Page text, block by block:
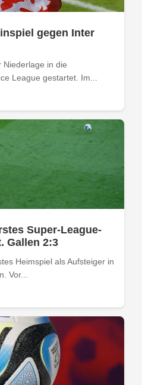
gegen Inter
Niederlage in die
League gestartet. Im...
Super-League-
Gallen 2:3
Heimspiel als Aufsteiger in
Vor...